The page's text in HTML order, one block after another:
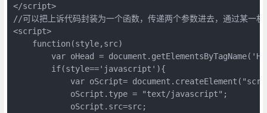
</script>
//可以把上诉代码封装为一个函数，传递两个参数进去，通过某一
<script>
    function(style,src)
var oHead =
        if(style=='javascript'){
var oScript=
            oScript.type = "text/javascript";
            oScript.src=src;